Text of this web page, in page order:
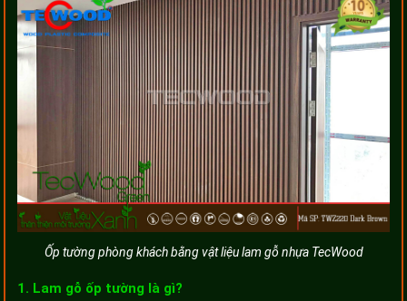
Ốp tường phòng khách bằng vật liệu lam gỗ nhựa TecWood
1. Lam gỗ ốp tường là gì?